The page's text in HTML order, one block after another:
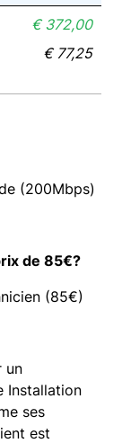
€ 372,00
€ 77,25
(200Mbps)
de 85€?
(85€)
un
Installation
ses
est